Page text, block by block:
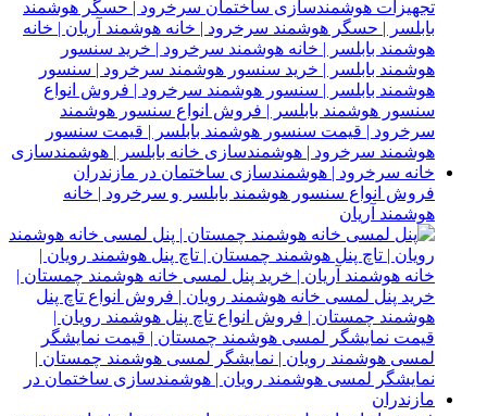
فروش انواع سنسور هوشمند بابلسر و سرخرود | خانه
هوشمند آریان